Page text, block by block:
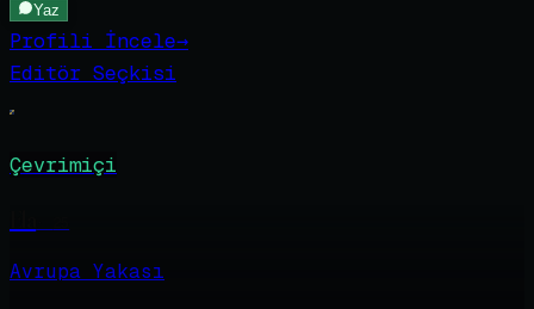
Yaz
Profili İncele→
Editör Seçkisi
Çevrimiçi
Avrupa Yakası